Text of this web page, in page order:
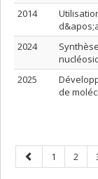
2014
2024
2025
de
Previous
page
Page
1 Page
2